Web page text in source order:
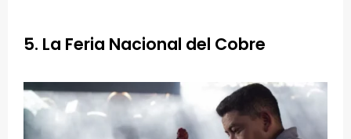
5. La Feria Nacional del Cobre